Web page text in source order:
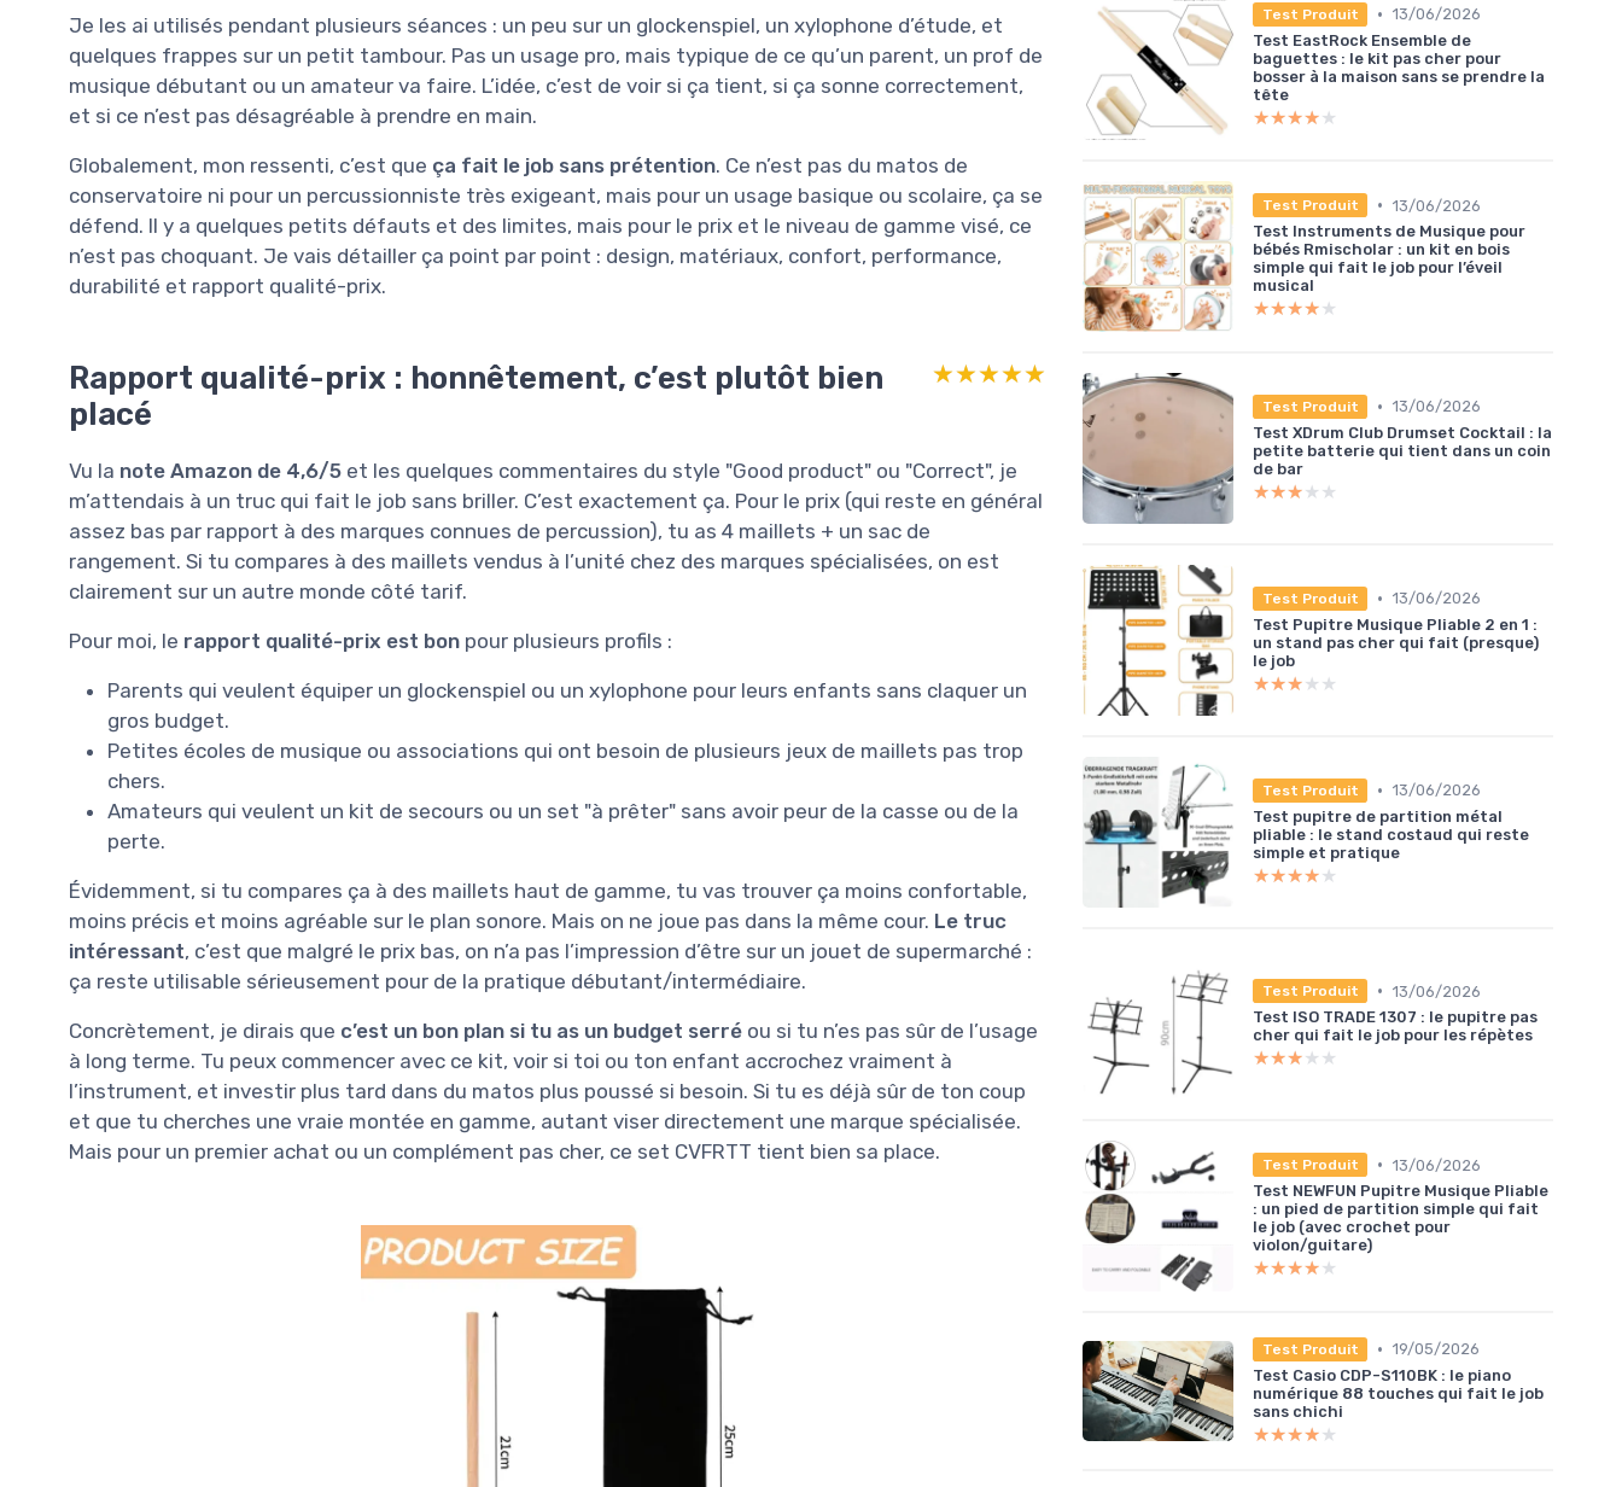
Je les ai utilisés pendant plusieurs séances : un peu sur un glockenspiel, un xylophone d’étude, et
quelques frappes sur un petit tambour. Pas un usage pro, mais typique de ce qu’un parent, un prof de
musique débutant ou un amateur va faire. L’idée, c’est de voir si ça tient, si ça sonne correctement,
et si ce n’est pas désagréable à prendre en main.
Globalement, mon ressenti, c’est que ça fait le job sans prétention. Ce n’est pas du matos de
conservatoire ni pour un percussionniste très exigeant, mais pour un usage basique ou scolaire, ça se
défend. Il y a quelques petits défauts et des limites, mais pour le prix et le niveau de gamme visé, ce
n’est pas choquant. Je vais détailler ça point par point : design, matériaux, confort, performance,
durabilité et rapport qualité-prix.
Rapport qualité-prix : honnêtement, c’est plutôt bien
placé
★★★★★
★★★★★
Vu la note Amazon de 4,6/5 et les quelques commentaires du style "Good product" ou "Correct", je
m’attendais à un truc qui fait le job sans briller. C’est exactement ça. Pour le prix (qui reste en général
assez bas par rapport à des marques connues de percussion), tu as 4 maillets + un sac de
rangement. Si tu compares à des maillets vendus à l’unité chez des marques spécialisées, on est
clairement sur un autre monde côté tarif.
Pour moi, le rapport qualité-prix est bon pour plusieurs profils :
Parents qui veulent équiper un glockenspiel ou un xylophone pour leurs enfants sans claquer un
gros budget.
Petites écoles de musique ou associations qui ont besoin de plusieurs jeux de maillets pas trop
chers.
Amateurs qui veulent un kit de secours ou un set "à prêter" sans avoir peur de la casse ou de la
perte.
Évidemment, si tu compares ça à des maillets haut de gamme, tu vas trouver ça moins confortable,
moins précis et moins agréable sur le plan sonore. Mais on ne joue pas dans la même cour. Le truc
intéressant, c’est que malgré le prix bas, on n’a pas l’impression d’être sur un jouet de supermarché :
ça reste utilisable sérieusement pour de la pratique débutant/intermédiaire.
Concrètement, je dirais que c’est un bon plan si tu as un budget serré ou si tu n’es pas sûr de l’usage
à long terme. Tu peux commencer avec ce kit, voir si toi ou ton enfant accrochez vraiment à
l’instrument, et investir plus tard dans du matos plus poussé si besoin. Si tu es déjà sûr de ton coup
et que tu cherches une vraie montée en gamme, autant viser directement une marque spécialisée.
Mais pour un premier achat ou un complément pas cher, ce set CVFRTT tient bien sa place.
Test Produit • 13/06/2026
Test EastRock Ensemble de
baguettes : le kit pas cher pour
bosser à la maison sans se prendre la
tête
★★★★★
★★★★★
Test Produit • 13/06/2026
Test Instruments de Musique pour
bébés Rmischolar : un kit en bois
simple qui fait le job pour l’éveil
musical
★★★★★
★★★★★
Test Produit • 13/06/2026
Test XDrum Club Drumset Cocktail : la
petite batterie qui tient dans un coin
de bar
★★★★★
★★★★★
Test Produit • 13/06/2026
Test Pupitre Musique Pliable 2 en 1 :
un stand pas cher qui fait (presque)
le job
★★★★★
★★★★★
Test Produit • 13/06/2026
Test pupitre de partition métal
pliable : le stand costaud qui reste
simple et pratique
★★★★★
★★★★★
Test Produit • 13/06/2026
Test ISO TRADE 1307 : le pupitre pas
cher qui fait le job pour les répètes
★★★★★
★★★★★
Test Produit • 13/06/2026
Test NEWFUN Pupitre Musique Pliable
: un pied de partition simple qui fait
le job (avec crochet pour
violon/guitare)
★★★★★
★★★★★
Test Produit • 19/05/2026
Test Casio CDP-S110BK : le piano
numérique 88 touches qui fait le job
sans chichi
★★★★★
★★★★★